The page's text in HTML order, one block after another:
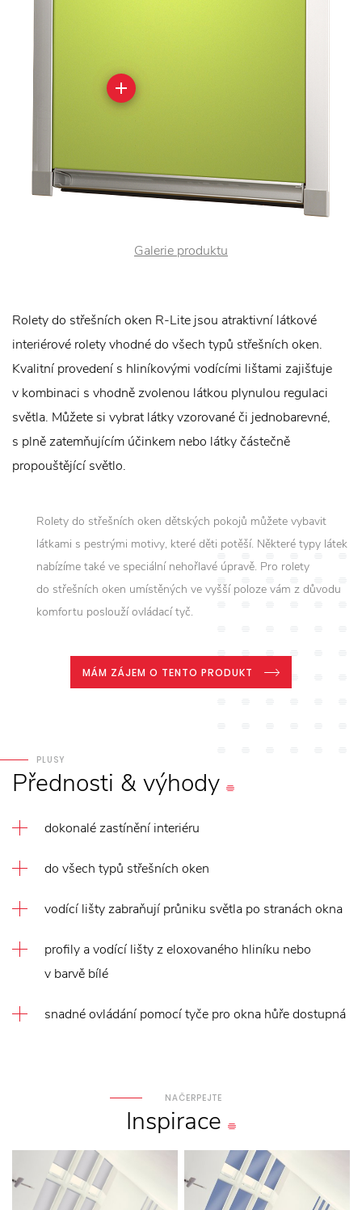
Galerie produktu
Rolety do střešních oken R-Lite jsou atraktivní látkové
interiérové rolety vhodné do všech typů střešních oken.
Kvalitní provedení s hliníkovými vodícími lištami zajišťuje
v kombinaci s vhodně zvolenou látkou plynulou regulaci
světla. Můžete si vybrat látky vzorované či jednobarevné,
s plně zatemňujícím účinkem nebo látky částečně
propouštějící světlo.
Rolety do střešních oken dětských pokojů můžete vybavit
látkami s pestrými motivy, které děti potěší. Některé typy látek
nabízíme také ve speciální nehořlavé úpravě. Pro rolety
do střešních oken umístěných ve vyšší poloze vám z důvodu
komfortu poslouží ovládací tyč.
MÁM ZÁJEM O TENTO PRODUKT
PLUSY
Přednosti &výhody
dokonalé zastínění interiéru
do všech typů střešních oken
vodící lišty zabraňují průniku světla po stranách okna
profily a vodící lišty z eloxovaného hliníku nebo
v barvě bílé
snadné ovládání pomocí tyče pro okna hůře dostupná
NAČERPEJTE
Inspirace